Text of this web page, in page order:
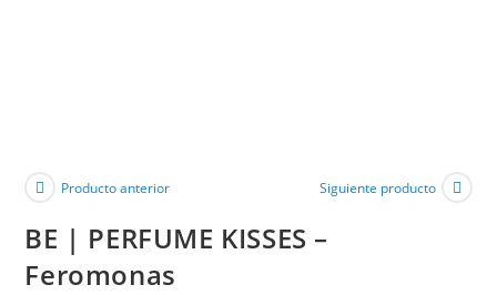
Producto anterior Siguiente producto
BE | PERFUME KISSES –
Feromonas